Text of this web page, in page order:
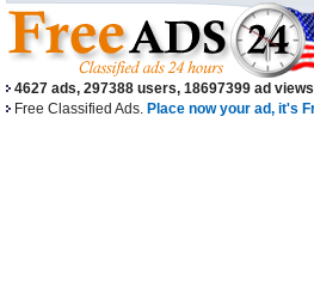
4627 ads, 297388 users, 18697399 ad views
Free Classified Ads. Place now your ad, it's